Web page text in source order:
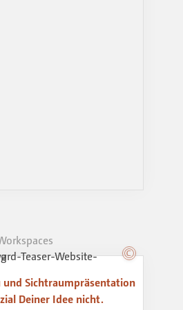
und Sichtraumpräsentation
Deiner Idee nicht.